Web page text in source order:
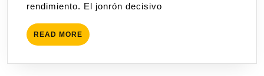
rendimiento. El jonrón decisivo
READ MORE